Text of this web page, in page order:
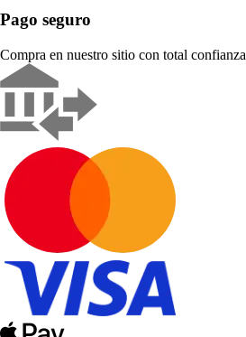
Pago seguro
Compra en nuestro sitio con total confianza